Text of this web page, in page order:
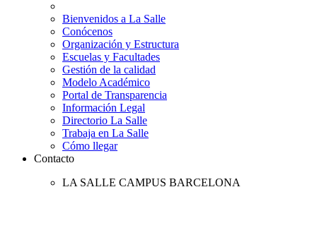
Bienvenidos a La Salle
Conócenos
Organización y Estructura
Escuelas y Facultades
Gestión de la calidad
Modelo Académico
Portal de Transparencia
Información Legal
Directorio La Salle
Trabaja en La Salle
Cómo llegar
Contacto
LA SALLE CAMPUS BARCELONA